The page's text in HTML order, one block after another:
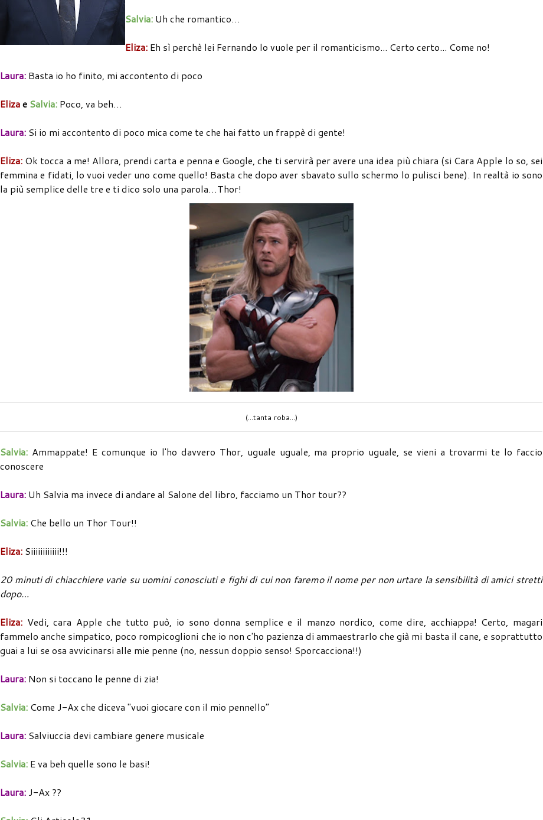
Salvia: Uh che romantico…
Eliza: Eh sì perchè lei Fernando lo vuole per il romanticismo... Certo certo... Come no!
Laura: Basta io ho finito, mi accontento di poco
Elizae Salvia: Poco, va beh…
Laura: Si io mi accontento di poco mica come te che hai fatto un frappè di gente!
Eliza: Ok tocca a me! Allora, prendi carta e penna e Google, che ti servirà per avere una idea più chiara (si Cara Apple lo so, sei
femmina e fidati, lo vuoi veder uno come quello! Basta che dopo aver sbavato sullo schermo lo pulisci bene). In realtà io sono
la più semplice delle tre e ti dico solo una parola…Thor!
(...tanta roba...)
Salvia: Ammappate! E comunque io l'ho davvero Thor, uguale uguale, ma proprio uguale, se vieni a trovarmi te lo faccio
conoscere
Laura: Uh Salvia ma invece di andare al Salone del libro, facciamo un Thor tour??
Salvia: Che bello un Thor Tour!!
Eliza: Siiiiiiiiiiii!!!
20 minuti di chiacchiere varie su uomini conosciuti e fighi di cui non faremo il nome per non urtare la sensibilità di amici stretti
dopo…
Eliza: Vedi, cara Apple che tutto può, io sono donna semplice e il manzo nordico, come dire, acchiappa! Certo, magari
fammelo anche simpatico, poco rompicoglioni che io non c'ho pazienza di ammaestrarlo che già mi basta il cane, e soprattutto
guai a lui se osa avvicinarsi alle mie penne (no, nessun doppio senso! Sporcacciona!!)
Laura: Non si toccano le penne di zia!
Salvia: Come J-Ax che diceva "vuoi giocare con il mio pennello”
Laura: Salviuccia devi cambiare genere musicale
Salvia: E va beh quelle sono le basi!
Laura: J-Ax ??